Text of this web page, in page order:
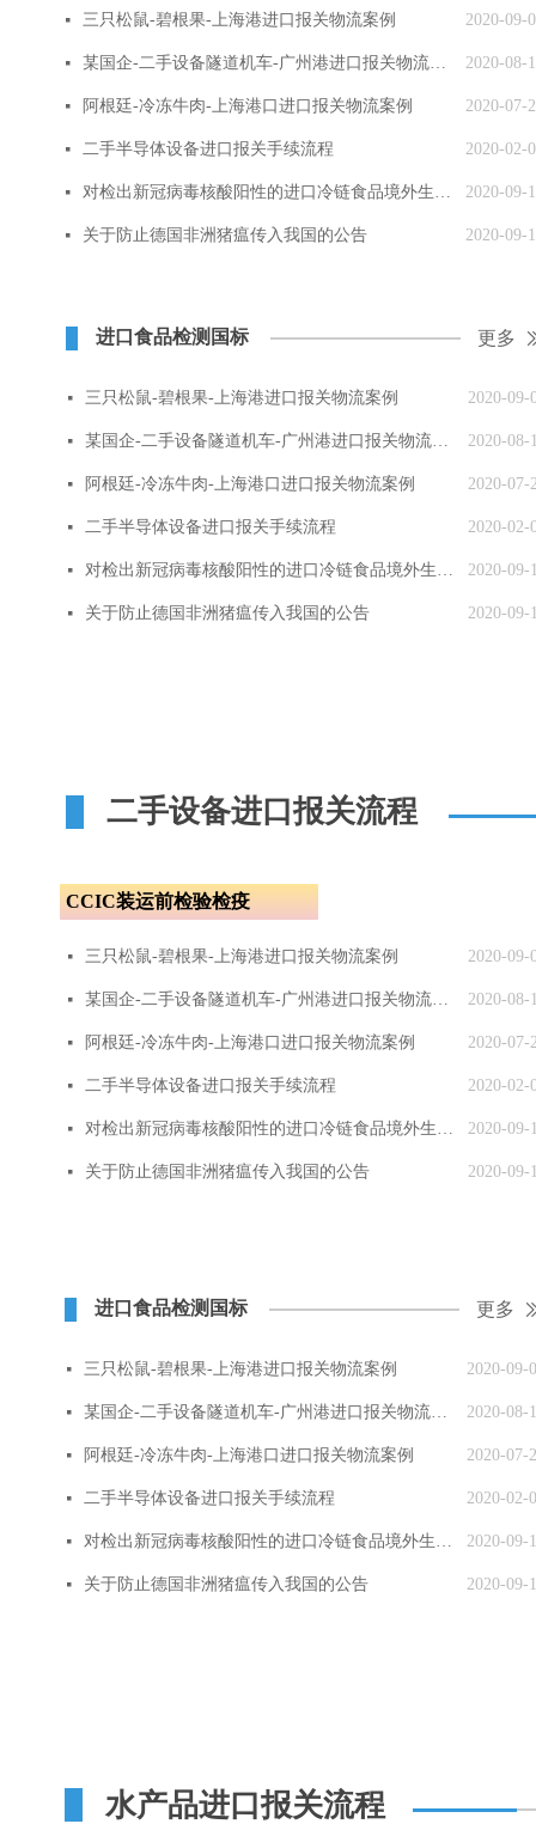
2020-09-
넷 三只松鼠-碧根果-上海港进口报关物流案例
2020-08-
넷 某国企-二手设备隧道机车-广州港进口报关物流案例
2020-07-
넷 阿根廷-冷冻牛肉-上海港口进口报关物流案例
2020-02-
넷 二手半导体设备进口报关手续流程
2020-09-
넷 对检出新冠病毒核酸阳性的进口冷链食品境外生产企业实施紧急预防性措施
2020-09-
넷 关于防止德国非洲猪瘟传入我国的公告
2020-09-
넷 三只松鼠-碧根果-上海港进口报关物流案例
2020-08-
넷 某国企-二手设备隧道机车-广州港进口报关物流案例
2020-07-
넷 阿根廷-冷冻牛肉-上海港口进口报关物流案例
2020-02-
넷 二手半导体设备进口报关手续流程
2020-09-
넷 对检出新冠病毒核酸阳性的进口冷链食品境外生产企业实施紧急预防性措施
2020-09-
넷 关于防止德国非洲猪瘟传入我国的公告
进口食品检测国标 更多
二手设备进口报关流程
2020-09-
넷 三只松鼠-碧根果-上海港进口报关物流案例
2020-08-
넷 某国企-二手设备隧道机车-广州港进口报关物流案例
2020-07-
넷 阿根廷-冷冻牛肉-上海港口进口报关物流案例
2020-02-
넷 二手半导体设备进口报关手续流程
2020-09-
넷 对检出新冠病毒核酸阳性的进口冷链食品境外生产企业实施紧急预防性措施
2020-09-
넷 关于防止德国非洲猪瘟传入我国的公告
CCIC装运前检验检疫
2020-09-
넷 三只松鼠-碧根果-上海港进口报关物流案例
2020-08-
넷 某国企-二手设备隧道机车-广州港进口报关物流案例
2020-07-
넷 阿根廷-冷冻牛肉-上海港口进口报关物流案例
2020-02-
넷 二手半导体设备进口报关手续流程
2020-09-
넷 对检出新冠病毒核酸阳性的进口冷链食品境外生产企业实施紧急预防性措施
2020-09-
넷 关于防止德国非洲猪瘟传入我国的公告
进口食品检测国标 更多
水产品进口报关流程